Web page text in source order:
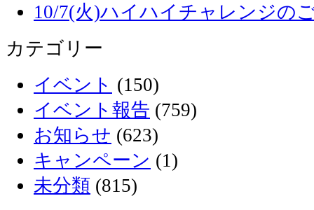
10/7(火)ハイハイチャレンジの
カテゴリー
イベント (150)
イベント報告 (759)
お知らせ (623)
キャンペーン (1)
未分類 (815)